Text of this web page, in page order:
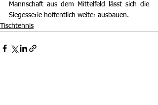
Mannschaft aus dem Mittelfeld lässt sich die
Siegesserie hoffentlich weiter ausbauen.
Tischtennis